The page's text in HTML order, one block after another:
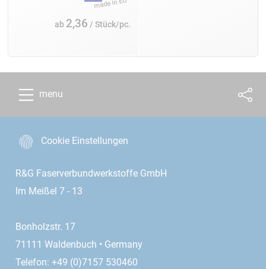
ab 2,36 / Stück/pc.
menu
Cookie Einstellungen
R&G Faserverbundwerkstoffe GmbH
Im Meißel 7 - 13
Bonholzstr. 17
71111 Waldenbuch • Germany
Telefon: +49 (0)7157 530460